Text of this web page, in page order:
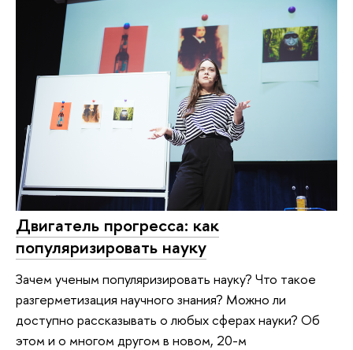
Двигатель прогресса: как
популяризировать науку
Зачем ученым популяризировать науку? Что такое
разгерметизация научного знания? Можно ли
доступно рассказывать о любых сферах науки? Об
этом и о многом другом в новом, 20-м